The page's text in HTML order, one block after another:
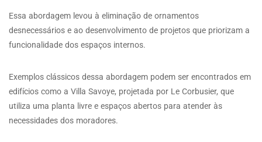
Essa abordagem levou à eliminação de ornamentos
desnecessários e ao desenvolvimento de projetos que priorizam a
funcionalidade dos espaços internos.
Exemplos clássicos dessa abordagem podem ser encontrados em
edifícios como a Villa Savoye, projetada por Le Corbusier, que
utiliza uma planta livre e espaços abertos para atender às
necessidades dos moradores.